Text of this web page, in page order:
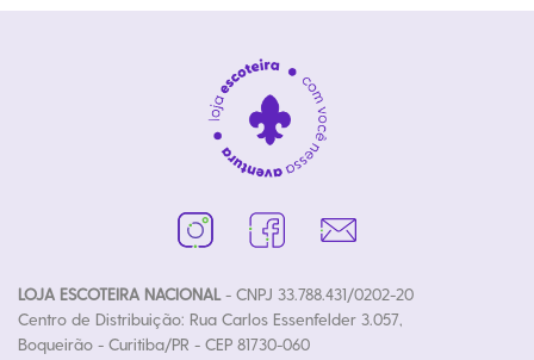
LOJA ESCOTEIRA NACIONAL- CNPJ 33.788.431/0202-20
Centro de Distribuição: Rua Carlos Essenfelder 3.057,
Boqueirão - Curitiba/PR - CEP 81730-060